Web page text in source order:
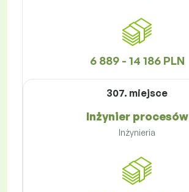
6 889 - 14 186 PLN
307. miejsce
Inżynier procesów
Inżynieria